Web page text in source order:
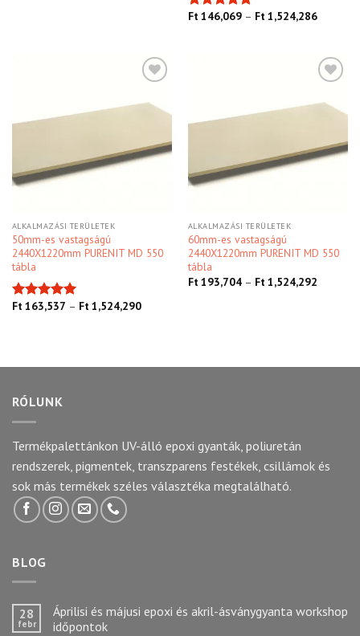
Értékelés:
Ft146,069– Ft1,524,286
ALKALMAZÁSI TERÜLETEK
50mm-es vastagságú
2440X1220mm PURENIT MD 550
tábla
Értékelés:
Ft163,537 – Ft1,524,290
ALKALMAZÁSI TERÜLETEK
60mm-es vastagságú
2440X1220mm PURENIT MD 550
tábla
Ft193,704– Ft1,524,292
RÓLUNK
Termékpalettánkon UV-álló epoxi gyanták, poliuretán
rendszerek, pigmentek, transzparens festékek, csillámok és
sok más termékek széles választéka megtalálható.
BLOG
28
febr
Áprilisi és májusi epoxi és akril-ásványgyanta workshop
időpontok